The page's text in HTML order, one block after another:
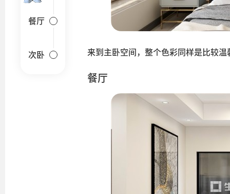
来到主卧空间，整个色彩同样是比较
餐厅
餐厅
次卧